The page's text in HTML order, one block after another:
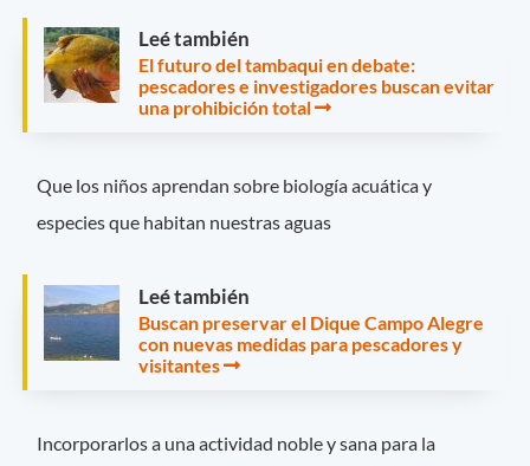
Leé también
El futuro del tambaqui en debate:
pescadores e investigadores buscan evitar
una prohibición total
Que los niños aprendan sobre biología acuática y
especies que habitan nuestras aguas
Leé también
Buscan preservar el Dique Campo Alegre
con nuevas medidas para pescadores y
visitantes
Incorporarlos a una actividad noble y sana para la